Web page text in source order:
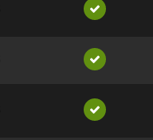
Disponible
Disponible
Disponible